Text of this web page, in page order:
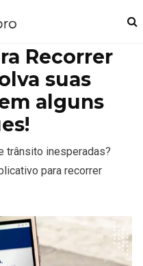
Recorrer
suas
alguns
trânsito inesperadas?
para recorrer